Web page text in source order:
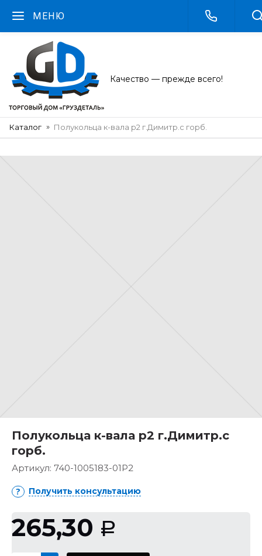
МЕНЮ
Качество — прежде всего!
Каталог Полукольца к-вала р2 г.Димитр.с горб.
Полукольца к-вала р2 г.Димитр.с
горб.
Артикул: 740-1005183-01Р2
Получить консультацию
265,30 Р